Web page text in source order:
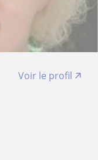
Voir le profil